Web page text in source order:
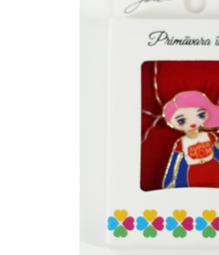
Piese de schimb vehicule electrice
Tricicluri cargo fara permis
Tricicluri persoane
Trotinete electrice